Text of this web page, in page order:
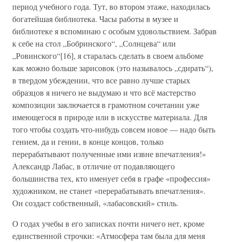
период учебного года. Тут, во втором этаже, находилась
богатейшая библиотека. Часы работы в музее и
библиотеке я вспоминаю с особым удовольствием. Забрав
к себе на стол „Бобринского“, „Солнцева“ или
„Ровинского“[16], я старалась сделать в своем альбоме
как можно больше зарисовок (это называлось „сдирать“),
в твердом убеждении, что все равно лучше старых
образцов я ничего не выдумаю и что всё мастерство
композиции заключается в грамотном сочетании уже
имеющегося в природе или в искусстве материала. Для
того чтобы создать что-нибудь совсем новое — надо быть
гением, да и гении, в конце концов, только
перерабатывают полученные ими извне впечатления!»
Александр Лабас, в отличие от подавляющего
большинства тех, кто именует себя в графе «профессия»
художником, не станет «перерабатывать впечатления».
Он создаст собственный, «лабасовский» стиль.
О годах учебы в его записках почти ничего нет, кроме
единственной строчки: «Атмосфера там была для меня